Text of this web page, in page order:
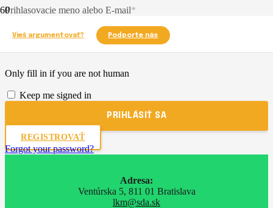
Vieš argumentovať? Podporte nás
Prihlasovacie meno alebo E-mail*
Heslo *
Only fill in if you are not human
Keep me signed in
REGISTROVAŤ
Forgot your password?
Adresa:
Ventúrska 5, 811 01 Bratislava
lkm@sda.sk